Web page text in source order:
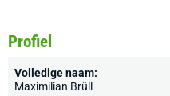
Profiel
Volledige naam:
Maximilian Brüll